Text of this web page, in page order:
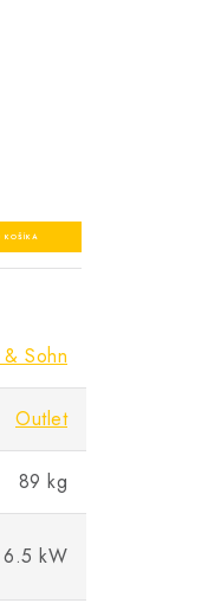
Sohn
Outlet
89 kg
6.5 kW